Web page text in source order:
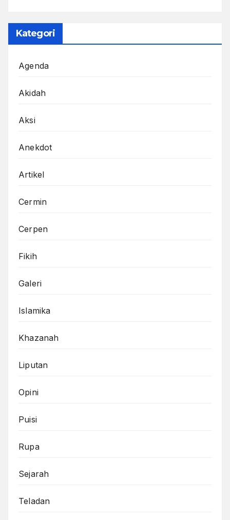
Kategori
Agenda
Akidah
Aksi
Anekdot
Artikel
Cermin
Cerpen
Fikih
Galeri
Islamika
Khazanah
Liputan
Opini
Puisi
Rupa
Sejarah
Teladan